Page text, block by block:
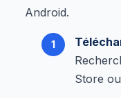
Android.
Store